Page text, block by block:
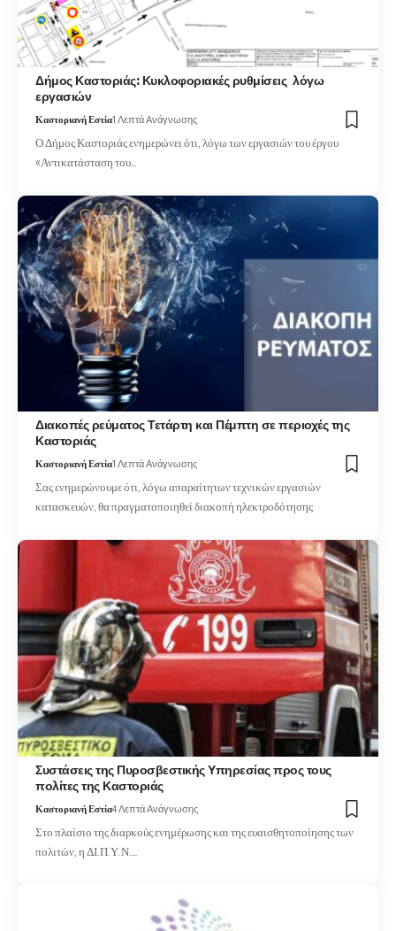
Δήμος Καστοριάς: Κυκλοφοριακές ρυθμίσεις λόγω
εργασιών
Καστοριανή Εστία1 Λεπτά Ανάγνωσης
Ο Δήμος Καστοριάς ενημερώνει ότι, λόγω των εργασιών του έργου
«Αντικατάσταση του…
Διακοπές ρεύματος Τετάρτη και Πέμπτη σε περιοχές της
Καστοριάς
Καστοριανή Εστία1 Λεπτά Ανάγνωσης
Σας ενημερώνουμε ότι, λόγω απαραίτητων τεχνικών εργασιών
κατασκευών, θα πραγματοποιηθεί διακοπή ηλεκτροδότησης
Συστάσεις της Πυροσβεστικής Υπηρεσίας προς τους
πολίτες της Καστοριάς
Καστοριανή Εστία4 Λεπτά Ανάγνωσης
Στο πλαίσιο της διαρκούς ενημέρωσης και της ευαισθητοποίησης των
πολιτών, η ΔΙ.Π.Υ.Ν.…